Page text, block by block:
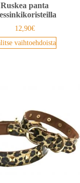
Ruskea panta
12,90€
vaihtoehdoista